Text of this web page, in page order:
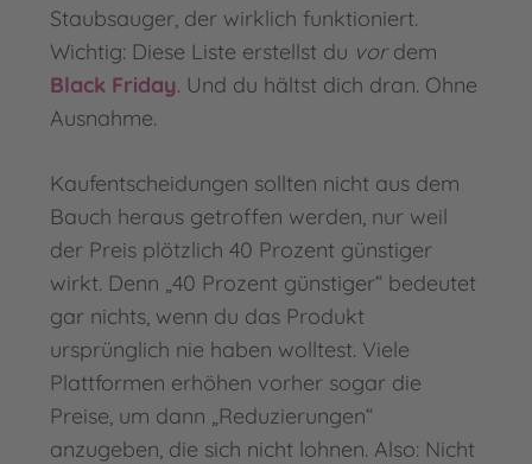
Staubsauger, der wirklich funktioniert.
Wichtig: Diese Liste erstellst du vordem
Black Friday. Und du hältst dich dran. Ohne
Ausnahme.
Kaufentscheidungen sollten nicht aus dem
Bauch heraus getroffen werden, nur weil
der Preis plötzlich 40 Prozent günstiger
wirkt. Denn „40 Prozent günstiger“ bedeutet
gar nichts, wenn du das Produkt
ursprünglich nie haben wolltest. Viele
Plattformen erhöhen vorher sogar die
Preise, um dann „Reduzierungen“
anzugeben, die sich nicht lohnen. Also: Nicht